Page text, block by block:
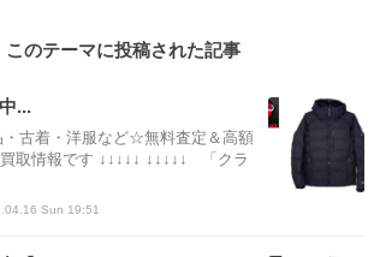
このテーマに投稿された記事
...
古着・洋服など☆無料査定＆高額
取情報です ↓↓↓↓↓ ↓↓↓↓↓ 「クラ
Sun 19:51